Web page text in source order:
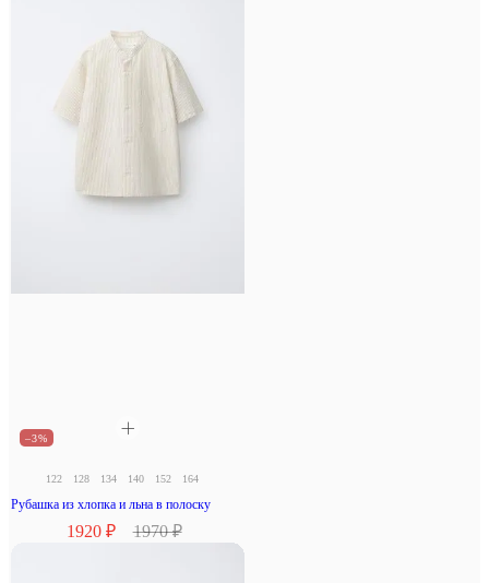
–3%
122 128 134 140 152 164
Рубашка из хлопка и льна в полоску
1920 ₽ 1970 ₽